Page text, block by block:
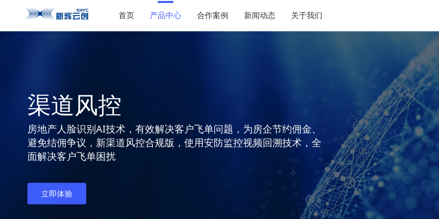
首页 产品中心 合作案例 新闻动态 关于我们
渠道风控
房地产人脸识别AI技术，有效解决客户飞单问题，为房企节约佣金、
避免结佣争议，新渠道风控合规版，使用安防监控视频回溯技术，全
面解决客户飞单困扰
立即体验